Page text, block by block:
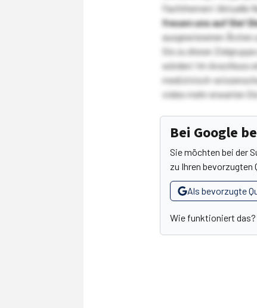
Fachthemen! Aktuelle
freuen uns auf Sie!
ausgewiesenen Ärzten
Sie zu dieser
würden! Im Anschluss
medizinisch-
vieles mehr erwarten
Bei Google
Sie möchten bei der
zu Ihren bevorzugten
Als bevorzugte
Wie funktioniert das?